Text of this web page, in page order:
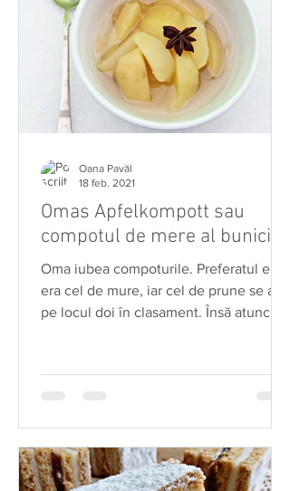
Omas Apfelkompott sau
compotul de mere al bunicii
Oma iubea compoturile. Preferatul ei
era cel de mure, iar cel de prune se afla
pe locul doi în clasament. Însă atunci
Oana Pavăl
18 feb. 2021